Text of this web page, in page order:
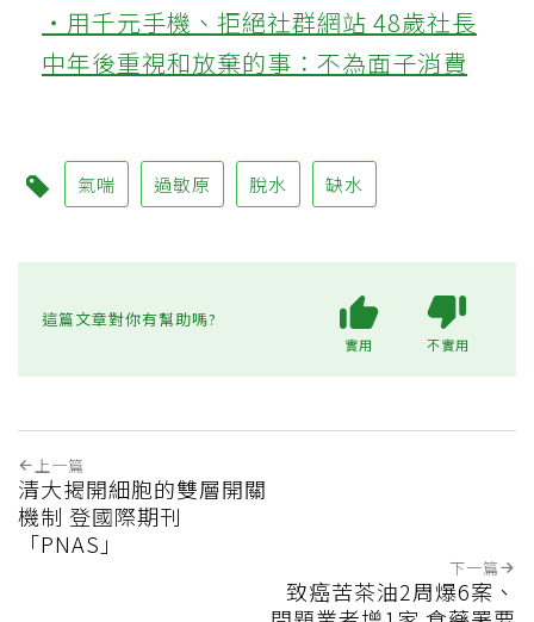
‧用千元手機、拒絕社群網站 48歲社長
中年後重視和放棄的事：不為面子消費
氣喘 過敏原 脫水 缺水
這篇文章對你有幫助嗎?
實用 不實用
上一篇
清大揭開細胞的雙層開關
機制 登國際期刊
「PNAS」
下一篇
致癌苦茶油2周爆6案、